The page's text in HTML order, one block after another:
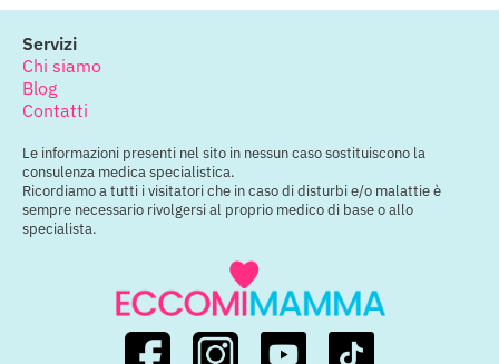
Servizi
Chi siamo
Blog
Contatti
Le informazioni presenti nel sito in nessun caso sostituiscono la
consulenza medica specialistica.
Ricordiamo a tutti i visitatori che in caso di disturbi e/o malattie è
sempre necessario rivolgersi al proprio medico di base o allo
specialista.